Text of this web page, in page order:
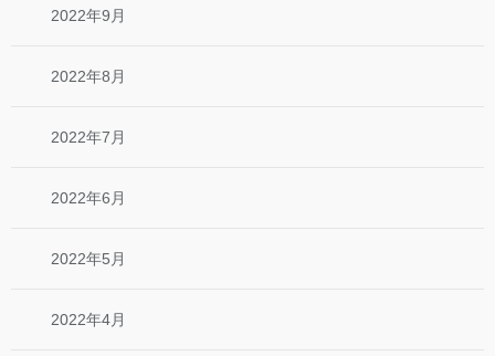
2022年9月
2022年8月
2022年7月
2022年6月
2022年5月
2022年4月